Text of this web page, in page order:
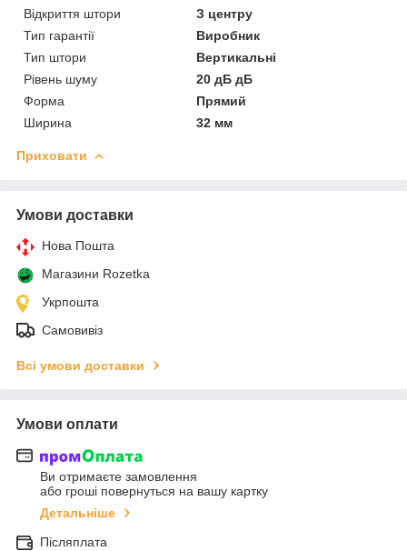
Відкриття штори
З центру
Тип гарантії
Виробник
Тип штори
Вертикальні
Рівень шуму
20 дБ дБ
Форма
Прямий
Ширина
32 мм
Приховати
Умови доставки
Нова Пошта
Магазини Rozetka
Укрпошта
Самовивіз
Всі умови доставки
Умови оплати
Ви отримаєте замовлення
або гроші повернуться на вашу картку
Детальніше
Післяплата